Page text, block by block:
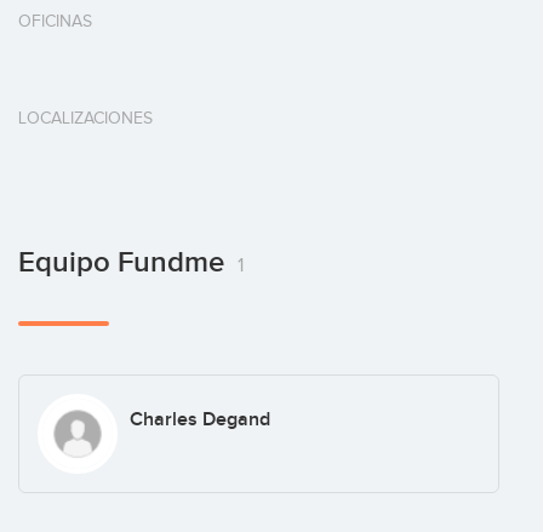
OFICINAS
LOCALIZACIONES
Equipo Fundme 1
Charles Degand